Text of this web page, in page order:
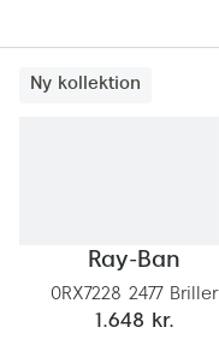
Ny kollektion
Ray-Ban
0RX7228 2477 Briller
1.648 kr.